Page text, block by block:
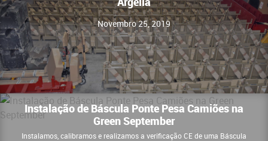
Novembro 25, 2019
Instalação de Báscula Ponte Pesa Camiões na
Green September
Instalamos, calibramos e realizamos a verificação CE de uma Báscula